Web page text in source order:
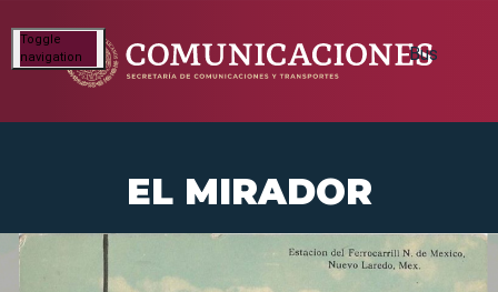
Toggle
navigation
EL MIRADOR